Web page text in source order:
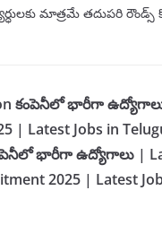
మాత్రమే తదుపరి
కంపెనీలో భారీగా
| Latest Jobs in
భారీగా ఉద్యోగాలు |
2025 | Latest